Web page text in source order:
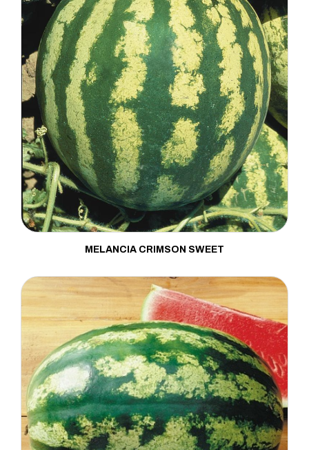
Rabanete
Repolho
Rúcula
Salsa
Tomate
MELANCIA CRIMSON SWEET